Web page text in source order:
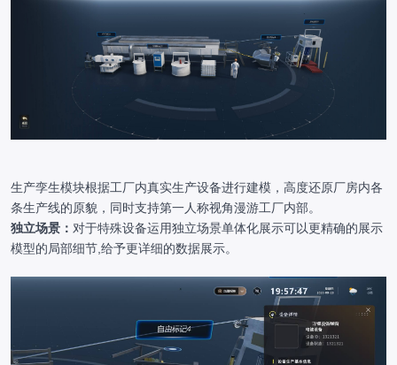
生产孪生模块根据工厂内真实生产设备进行建模，高度还原厂房内各
条生产线的原貌，同时支持第一人称视角漫游工厂内部。
独立场景： 对于特殊设备运用独立场景单体化展示可以更精确的展示
模型的局部细节,给予更详细的数据展示。